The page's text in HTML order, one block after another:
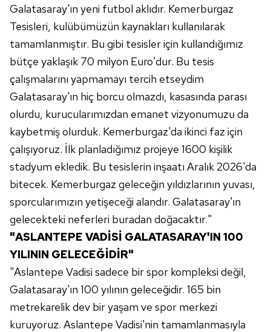
Galatasaray'ın yeni futbol aklıdır. Kemerburgaz
Tesisleri, kulübümüzün kaynakları kullanılarak
tamamlanmıştır. Bu gibi tesisler için kullandığımız
bütçe yaklaşık 70 milyon Euro'dur. Bu tesis
çalışmalarını yapmamayı tercih etseydim
Galatasaray'ın hiç borcu olmazdı, kasasında parası
olurdu, kurucularımızdan emanet vizyonumuzu da
kaybetmiş olurduk. Kemerburgaz'da ikinci faz için
çalışıyoruz. İlk planladığımız projeye 1600 kişilik
stadyum ekledik. Bu tesislerin inşaatı Aralık 2026'da
bitecek. Kemerburgaz geleceğin yıldızlarının yuvası,
sporcularımızın yetişeceği alandır. Galatasaray'ın
gelecekteki neferleri buradan doğacaktır."
"ASLANTEPE VADİSİ GALATASARAY'IN 100
YILININ GELECEĞİDİR"
"Aslantepe Vadisi sadece bir spor kompleksi değil,
Galatasaray'ın 100 yılının geleceğidir. 165 bin
metrekarelik dev bir yaşam ve spor merkezi
kuruyoruz. Aslantepe Vadisi'nin tamamlanmasıyla